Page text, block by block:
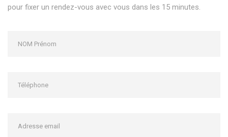
pour fixer un rendez-vous avec vous dans les 15 minutes.